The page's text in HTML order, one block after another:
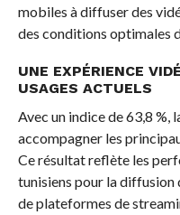
mobiles à diffuser des
des conditions optimales
UNE EXPÉRIENCE
USAGES ACTUELS
Avec un indice de 63,8 %,
accompagner les
Ce résultat reflète les
tunisiens pour la diffusion
de plateformes de